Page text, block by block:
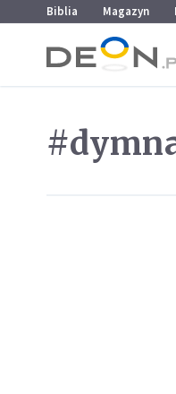
Przejdź do menu głównego
Przejdź do treści
Biblia Magazyn